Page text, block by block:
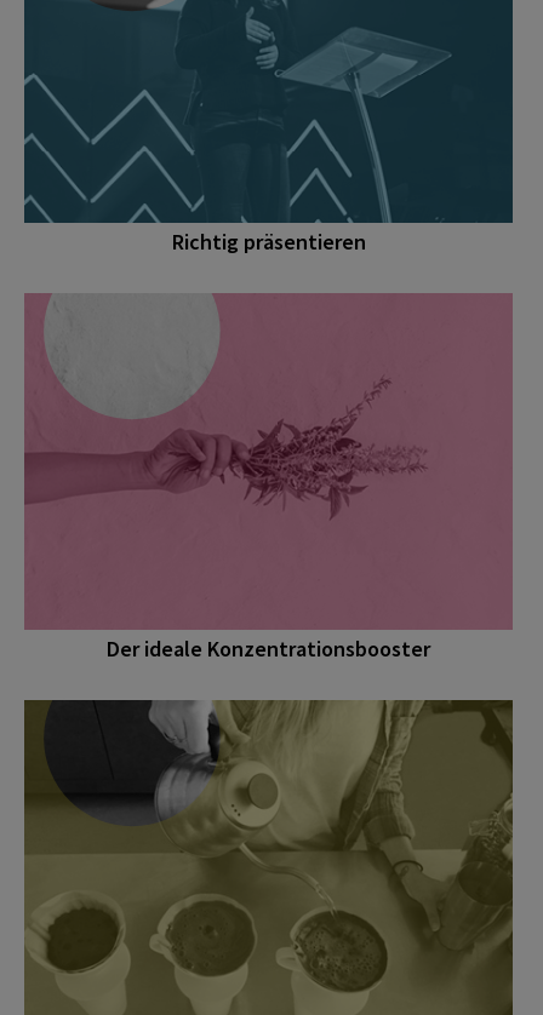
Richtig präsentieren
Der ideale Konzentrationsbooster